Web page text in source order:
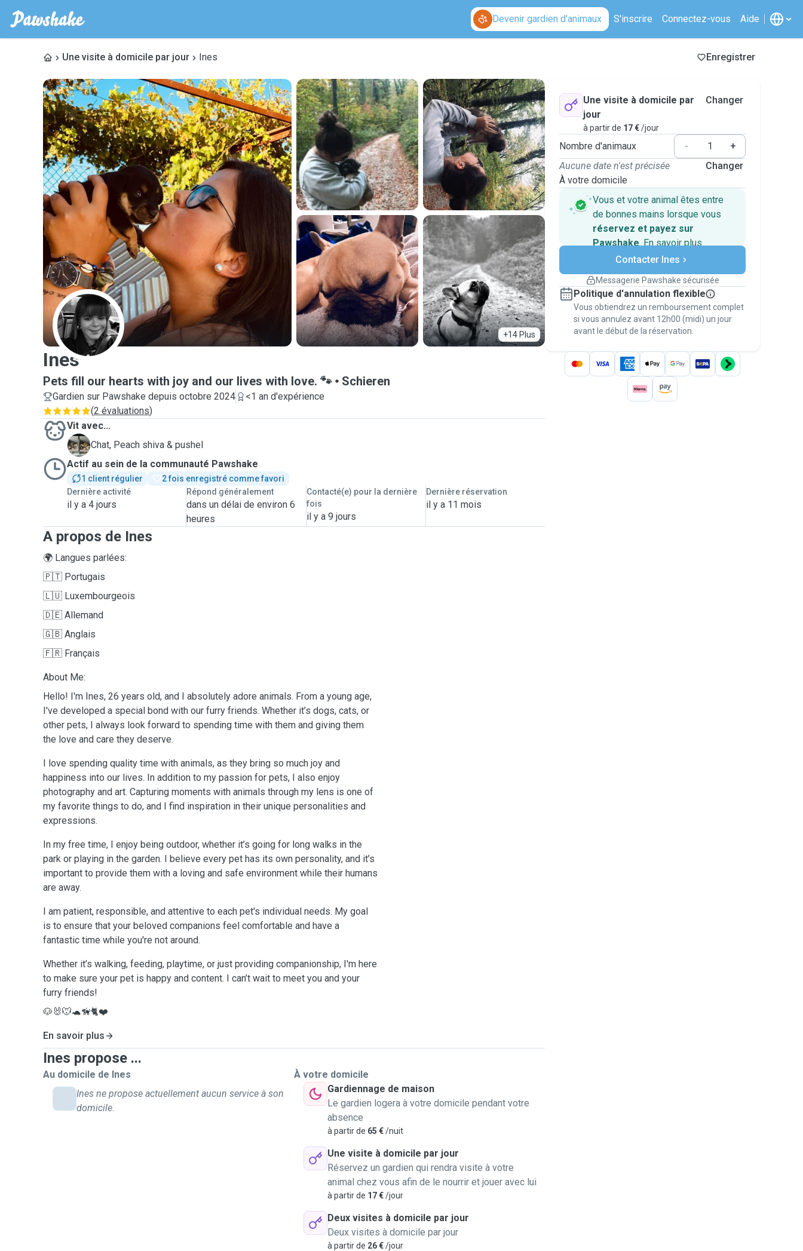
Devenir gardien d'animaux S'inscrire Connectez-vous Aide
Une visite à domicile par jour Ines Enregistrer
+14 Plus
I
Ines
Pets fill our hearts with joy and our lives with love. 🐾 Schieren
Gardien sur Pawshake depuis octobre 2024
<1 an d'expérience
(2 évaluations)
Vit avec...
P
Chat, Peach shiva & pushel
Actif au sein de la communauté Pawshake
1 client régulier
2 fois enregistré comme favori
Dernière activité
il y a 4 jours
Répond généralement
dans un délai de environ 6
heures
Contacté(e) pour la dernière
fois
il y a 9 jours
Dernière réservation
il y a 11 mois
A propos de Ines
🌍 Langues parlées:
🇵🇹 Portugais
🇱🇺 Luxembourgeois
🇩🇪 Allemand
🇬🇧 Anglais
🇫🇷 Français
About Me:
Hello! I'm Ines, 26 years old, and I absolutely adore animals. From a young age,
I've developed a special bond with our furry friends. Whether it’s dogs, cats, or
other pets, I always look forward to spending time with them and giving them
the love and care they deserve.
I love spending quality time with animals, as they bring so much joy and
happiness into our lives. In addition to my passion for pets, I also enjoy
photography and art. Capturing moments with animals through my lens is one of
my favorite things to do, and I find inspiration in their unique personalities and
expressions.
In my free time, I enjoy being outdoor, whether it’s going for long walks in the
park or playing in the garden. I believe every pet has its own personality, and it’s
important to provide them with a loving and safe environment while their humans
are away.
I am patient, responsible, and attentive to each pet's individual needs. My goal
is to ensure that your beloved companions feel comfortable and have a
fantastic time while you're not around.
Whether it’s walking, feeding, playtime, or just providing companionship, I'm here
to make sure your pet is happy and content. I can’t wait to meet you and your
furry friends!
🐶🐰🐭🐢🦮🐈❤️
En savoir plus
Ines propose ...
Au domicile de Ines
Ines ne propose actuellement aucun service à son
domicile.
À votre domicile
Gardiennage de maison
Le gardien logera à votre domicile pendant votre
absence
à partir de 65 €/nuit
Une visite à domicile par jour
Réservez un gardien qui rendra visite à votre
animal chez vous afin de le nourrir et jouer avec lui
à partir de 17 €/jour
Deux visites à domicile par jour
Deux visites à domicile par jour
à partir de 26 €/jour
Une visite à domicile par
jour
à partir de 17 €/jour
Changer
Nombre d'animaux -
+
Aucune date n'est précisée
À votre domicile
Changer
Vous et votre animal êtes entre
de bonnes mains lorsque vous
réservez et payez sur
Pawshake. En savoir plus
Paiements sécurisés
Assistance en cas de
Réservations couvertes par
nos garanties
Gardez tout sur Pawshake (du premier
message au paiement) pour bénéficier de la
Garantie Pawshake.
Contacter Ines
Messagerie Pawshake sécurisée
Politique d'annulation flexible
Vous obtiendrez un remboursement complet
si vous annulez avant 12h00 (midi) un jour
avant le début de la réservation.